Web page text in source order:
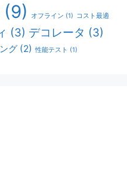
(9) オフライン (1) コスト最適
(3) デコレータ (3)
グ (2) 性能テスト (1)